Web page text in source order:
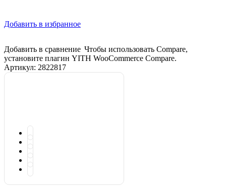
Добавить в избранное
Добавить в сравнение Чтобы использовать Compare,
установите плагин YITH WooCommerce Compare.
Артикул: 2822817